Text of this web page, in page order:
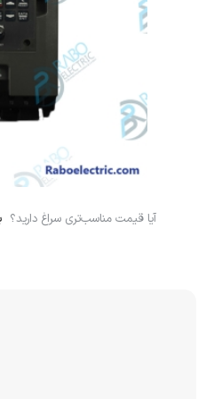
لوازم اندازه گیری
لیمیت سوئیچ
سنسور فشار
نمایشگر دیجیتال
آیا قیمت مناسب‌تری سراغ دارید؟